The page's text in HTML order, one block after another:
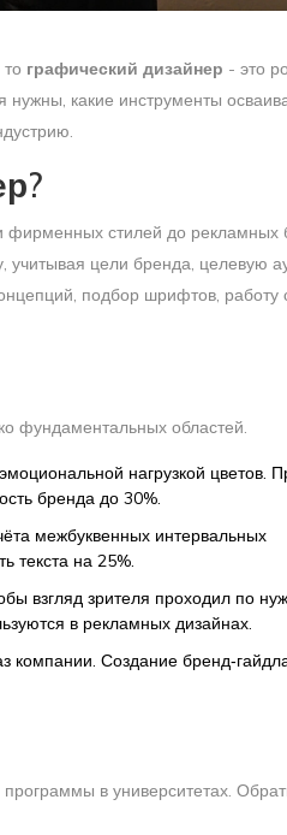
графический дизайнер - это
нужны, какие инструменты
фирменных стилей до рекламных
учитывая цели бренда, целевую
подбор шрифтов, работу
фундаментальных областей.
нагрузкой цветов.
бренда до 30%.
межбуквенных интервальных
текста на 25%.
взгляд зрителя проходил по
в рекламных дизайнах.
компании. Создание
в университетах.